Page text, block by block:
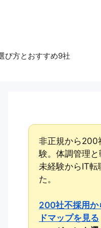
び方とおすすめ9社
非正規から200
験。体調管理
未経験からIT転
た。
200社不採用か
ドマップを見る